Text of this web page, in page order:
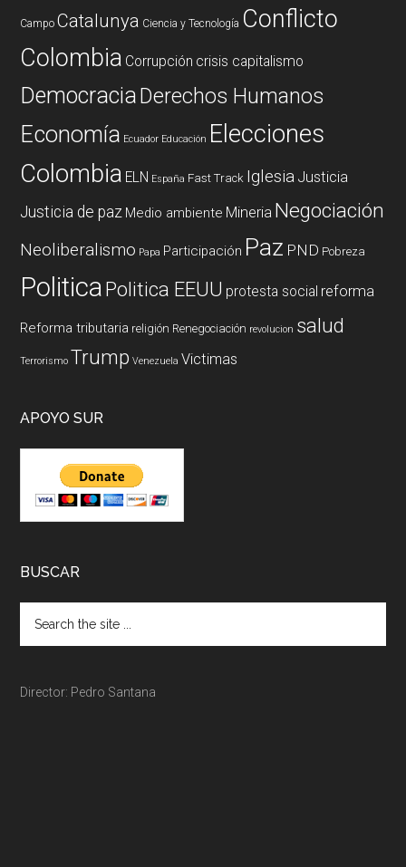
Campo Catalunya Ciencia y Tecnología Conflicto
Colombia Corrupción crisis capitalismo
DemocraciaDerechos Humanos
Economía Ecuador Educación Elecciones
Colombia ELN España Fast Track Iglesia Justicia
Justicia de paz Medio ambiente Mineria Negociación
Neoliberalismo Papa Participación Paz PND Pobreza
PoliticaPolitica EEUU protesta social reforma
Reforma tributaria religión Renegociación revolucion salud
Terrorismo Trump Venezuela Victimas
APOYO SUR
BUSCAR
Director: Pedro Santana